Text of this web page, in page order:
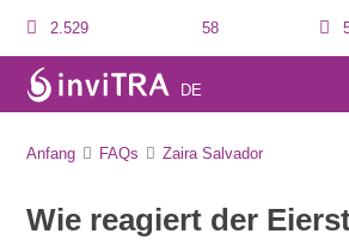
2.529 58
DE
Anfang FAQs Zaira Salvador
Wie reagiert der